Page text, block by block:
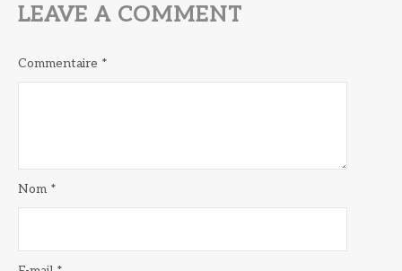
LEAVE A COMMENT
Commentaire *
Nom *